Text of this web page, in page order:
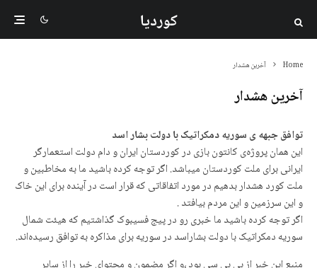
کوردیا
Home آخرین هشدار
آخرین هشدار
توافق جبهه ی سوریه دمکراتیک با دولت بشار اسد
این همان پروژەی کانتون بازی در کوردستان ایران و دام دولت استعمارگر
ایرانی برای ملت کوردستان میباشد. اگر توجه کرده باشید ما به مخاطبین و
ملت کورد هشدار بدهیم در مورد اتفاقاتی که قرار است در آینده برای این خاک
و این سرزمین و این مردم بیافتد .
اگر توجه کرده باشید ما خبری رو در پیج فسیبوک گذاشتیم که هیئت شمال
سوریه دمکراتیک با دولت بشاراسد در سوریه برای مذاکره به توافق رسیده‌اند.